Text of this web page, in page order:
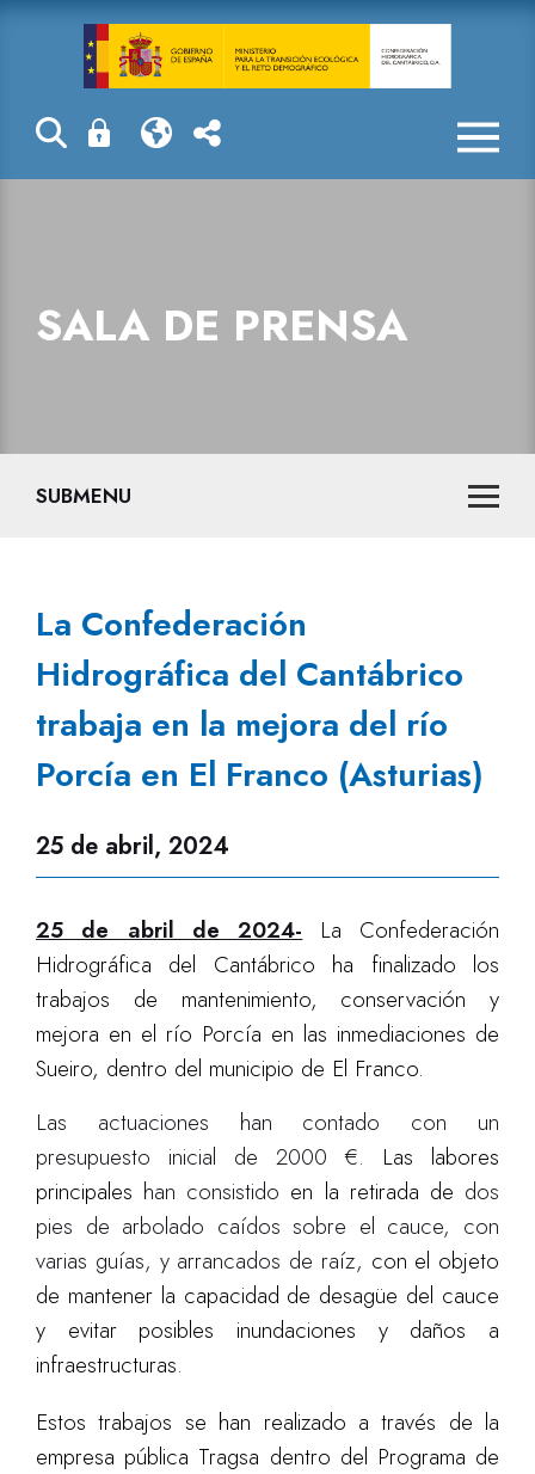
La
SALA DE PRENSA
SUBMENU
La Confederación
Hidrográfica del Cantábrico
trabaja en la mejora del río
Porcía en El Franco (Asturias)
25 de abril, 2024
25 de abril de 2024-
La Confederación
Hidrográfica del Cantábrico ha finalizado los
trabajos de mantenimiento, conservación y
mejora en el río Porcía en las inmediaciones de
Sueiro, dentro del municipio de El Franco.
Las actuaciones han contado con un
presupuesto inicial de 2000 €. Las labores
principales han consistido en la retirada de dos
pies de arbolado caídos sobre el cauce, con
varias guías, y arrancados de raíz, con el objeto
de mantener la capacidad de desagüe del cauce
y evitar posibles inundaciones y daños a
infraestructuras.
Estos trabajos se han realizado a través de la
empresa pública Tragsa dentro del Programa de